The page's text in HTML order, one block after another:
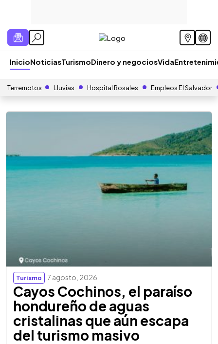
InicioNoticiasTurismoDinero y negociosVida
Terremotos Lluvias Hospital Rosales Empleos El Salvador
Turismo 7 agosto, 2026
Cayos Cochinos, el paraíso
hondureño de aguas
cristalinas que aún escapa
del turismo masivo